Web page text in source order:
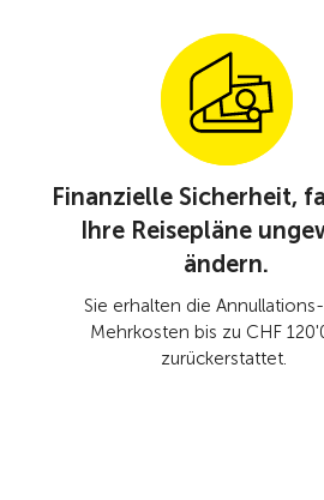
Finanzielle Sicherheit,
Ihre Reisepläne
ändern.
Sie erhalten die
Mehrkosten bis zu CHF
zurückerstattet.